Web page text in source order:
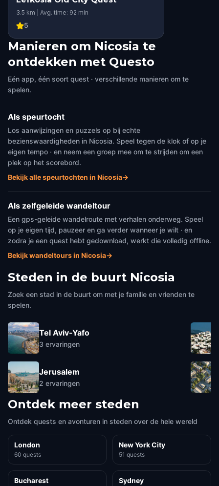
3.5 km | Avg. time: 92 min
5
Manieren om Nicosia te
ontdekken met Questo
Eén app, één soort quest · verschillende manieren om te
spelen.
Als speurtocht
Los aanwijzingen en puzzels op bij echte
bezienswaardigheden in Nicosia. Speel tegen de klok of op je
eigen tempo · en neem een groep mee om te strijden om een
plek op het scorebord.
Bekijk alle speurtochten in Nicosia→
Als zelfgeleide wandeltour
Een gps-geleide wandelroute met verhalen onderweg. Speel
op je eigen tijd, pauzeer en ga verder wanneer je wilt · en
zodra je een quest hebt gedownload, werkt die volledig offline.
Bekijk wandeltours in Nicosia→
Steden in de buurt Nicosia
Zoek een stad in de buurt om met je familie en vrienden te
spelen.
Tel Aviv-Yafo
3 ervaringen
Jerusalem
2 ervaringen
Ontdek meer steden
Ontdek quests en avonturen in steden over de hele wereld
London
60 quests
New York City
51 quests
Bucharest Sydney